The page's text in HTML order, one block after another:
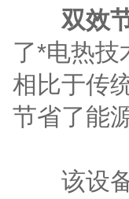
双效
了*电热技
相比于传
节省了能
该设备